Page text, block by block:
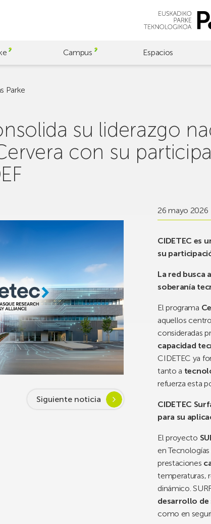
Campus Espacios
Parke
su liderazgo
con su
Siguiente noticia
26 mayo 2026
CIDETEC es
su
La red busca
soberanía
El programa
aquellos
consideradas
capacidad
CIDETEC ya
tanto a
refuerza esta
CIDETEC
para su
El proyecto
en
prestaciones
temperaturas,
dinámico.
desarrollo de
como en